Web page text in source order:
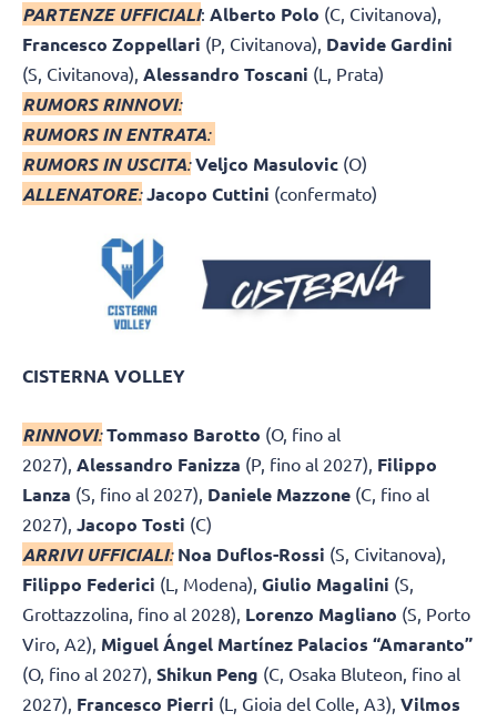
PARTENZE UFFICIALI: Alberto Polo (C, Civitanova),
Francesco Zoppellari (P, Civitanova), Davide Gardini
(S, Civitanova), Alessandro Toscani (L, Prata)
RUMORS RINNOVI:
RUMORS IN ENTRATA:
RUMORS IN USCITA:Veljco Masulovic (O)
ALLENATORE:Jacopo Cuttini (confermato)
CISTERNA VOLLEY
RINNOVI:Tommaso Barotto (O, fino al
2027), Alessandro Fanizza (P, fino al 2027), Filippo
Lanza (S, fino al 2027), Daniele Mazzone (C, fino al
2027), Jacopo Tosti (C)
ARRIVI UFFICIALI: Noa Duflos-Rossi (S, Civitanova),
Filippo Federici (L, Modena), Giulio Magalini (S,
Grottazzolina, fino al 2028), Lorenzo Magliano (S, Porto
Viro, A2), Miguel Ángel Martínez Palacios “Amaranto”
(O, fino al 2027), Shikun Peng (C, Osaka Bluteon, fino al
2027), Francesco Pierri (L, Gioia del Colle, A3), Vilmos